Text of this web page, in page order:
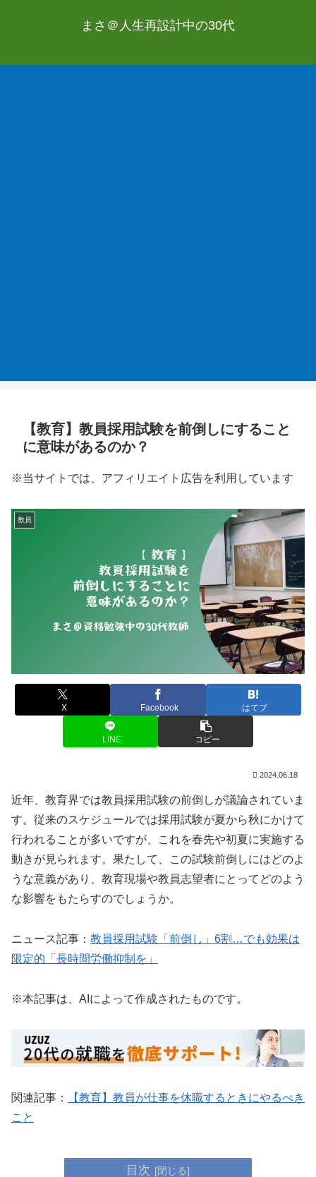
まさ＠人生再設計中の30代
【教育】教員採用試験を前倒しにすること
に意味があるのか？
※当サイトでは、アフィリエイト広告を利用しています
教員
X Facebook はてブ
LINE コピー
2024.06.18
近年、教育界では教員採用試験の前倒しが議論されていま
す。従来のスケジュールでは採用試験が夏から秋にかけて
行われることが多いですが、これを春先や初夏に実施する
動きが見られます。果たして、この試験前倒しにはどのよ
うな意義があり、教育現場や教員志望者にとってどのよう
な影響をもたらすのでしょうか。
ニュース記事： 教員採用試験「前倒し」6割…でも効果は
限定的「長時間労働抑制を」
※本記事は、AIによって作成されたものです。
関連記事：
【教育】教員が仕事を休職するときにやるべき
こと
目次